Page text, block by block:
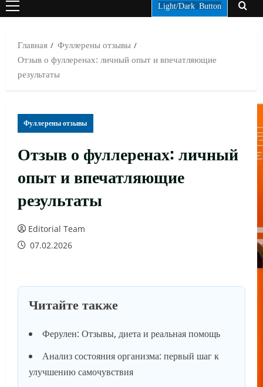
ОСНОВНОЕ
Light/Dark Button
Главная
Фуллерены отзывы
Отзыв о фуллеренах: личный опыт и впечатляющие
результаты
Фуллерены отзывы
Отзыв о фуллеренах: личный
опыт и впечатляющие
результаты
Editorial Team
07.02.2026
Читайте также
Ферулен: Отзывы, диета и реальная помощь
Анализ состояния организма: первый шаг к
улучшению самочувствия